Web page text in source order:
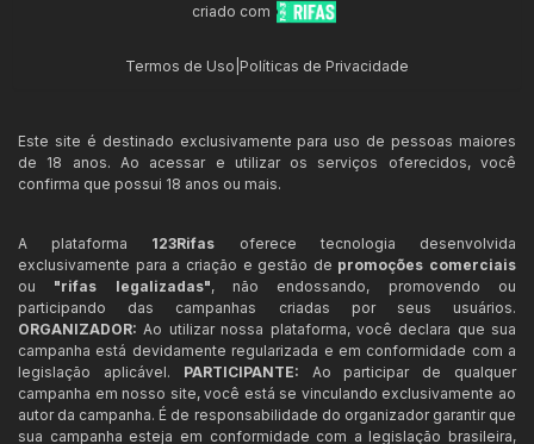
criado com
Termos de Uso Políticas de Privacidade
Este site é destinado exclusivamente para uso de pessoas maiores
de 18 anos. Ao acessar e utilizar os serviços oferecidos, você
confirma que possui 18 anos ou mais.
A plataforma 123Rifas oferece tecnologia desenvolvida
exclusivamente para a criação e gestão de promoções comerciais
ou "rifas legalizadas", não endossando, promovendo ou
participando das campanhas criadas por seus usuários.
ORGANIZADOR: Ao utilizar nossa plataforma, você declara que sua
campanha está devidamente regularizada e em conformidade com a
legislação aplicável. PARTICIPANTE: Ao participar de qualquer
campanha em nosso site, você está se vinculando exclusivamente ao
autor da campanha. É de responsabilidade do organizador garantir que
sua campanha esteja em conformidade com a legislação brasileira,